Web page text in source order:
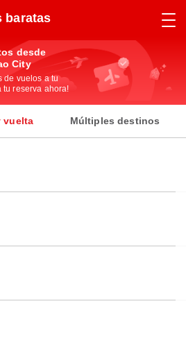
baratas
desde
City
de vuelos a tu
tu reserva ahora!
vuelta Múltiples destinos